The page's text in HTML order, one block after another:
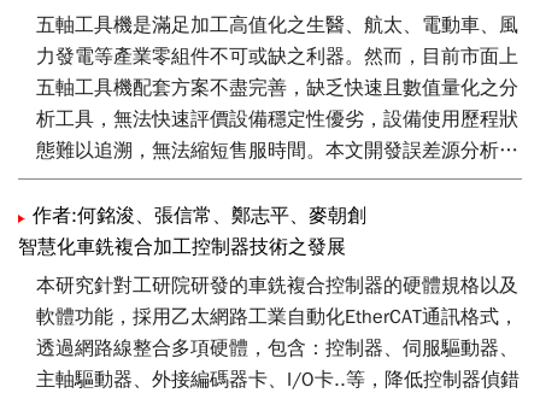
瀏覽加工結果、有無干涉或碰撞。接著利用M碼G碼轉換
機能，轉檔為目標廠牌控制器的NC碼，將其發配至對應
機型，並開始加工程序。本文技術有效消弭異個控制器品
牌間的差異、降低機台硬體需求，提升總體效率並減少人
力與材料耗損。
五軸工具機是滿足加工高值化之生醫、航太、電動車、風
力發電等產業零組件不可或缺之利器。然而，目前市面上
五軸工具機配套方案不盡完善，缺乏快速且數值量化之分
析工具，無法快速評價設備穩定性優劣，設備使用歷程狀
態難以追溯，無法縮短售服時間。本文開發誤差源分析技
術與設備監管可視化技術之軟體平台，提供誤差源解耦分
析與可視化支援有策略的性能提升方案擬定，滿足五軸機
急迫需要對應的軌跡切削精度量測與性能評估測試需求，
並應用設備監管可視化技術進行TCP (Tool Center Point)
軌跡數值統計分析，有效掌握設備伺服動態歷程，有助於
問題分析或是歷程追溯，補足國內五軸工具機穩定性分析
的缺口，加速推升國內五軸工具機技術與提高產業價值。
作者:何銘浚、張信常、鄭志平、麥朝創
智慧化車銑複合加工控制器技術之發展
本研究針對工研院研發的車銑複合控制器的硬體規格以及
軟體功能，採用乙太網路工業自動化EtherCAT通訊格式，
透過網路線整合多項硬體，包含：控制器、伺服驅動器、
主軸驅動器、外接編碼器卡、I/O卡..等，降低控制器偵錯